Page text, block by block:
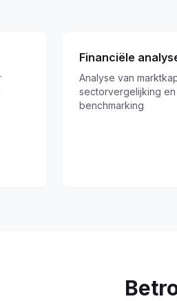
Financiële
Analyse van
sectorvergelijking
benchmarking